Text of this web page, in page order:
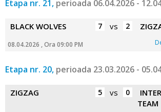
Etapa nr. 21, perioada 06.04.2026 -
BLACK WOLVES 7 vs 2
08.04.2026 , Ora 09:00 PM
Etapa nr. 20, perioada 23.03.2026 -
ZIGZAG 5 vs 0
TEAM